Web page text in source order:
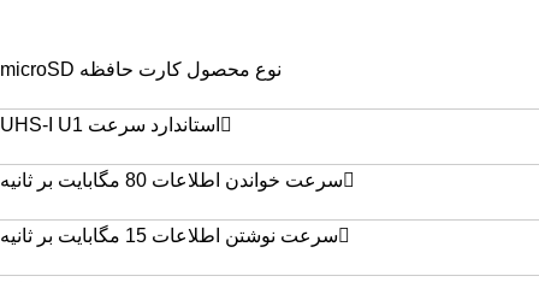
نوع محصول کارت حافظه microSD
استاندارد سرعت UHS-I U1
سرعت خواندن اطلاعات 80 مگابایت بر ثانیه
سرعت نوشتن اطلاعات 15 مگابایت بر ثانیه